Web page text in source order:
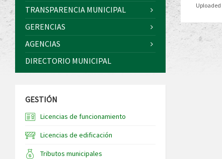
Uploaded
TRANSPARENCIA MUNICIPAL
GERENCIAS
AGENCIAS
DIRECTORIO MUNICIPAL
GESTIÓN
Licencias de funcionamiento
Licencias de edificación
Tributos municipales